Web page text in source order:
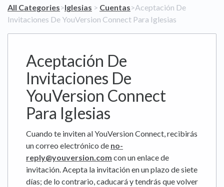
All Categories​>​​Iglesias ​ > ​ ​Cuentas​>​ Aceptación De
Invitaciones De YouVersion Connect Para Iglesias
Aceptación De
Invitaciones De
YouVersion Connect
Para Iglesias
Cuando te inviten al YouVersion Connect, recibirás
un correo electrónico de no-
reply@youversion.com con un enlace de
invitación. Acepta la invitación en un plazo de siete
días; de lo contrario, caducará y tendrás que volver